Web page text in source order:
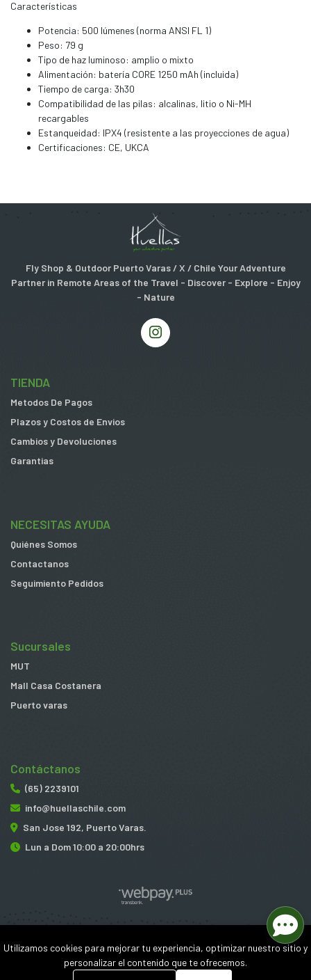
Características
Potencia: 500 lúmenes (norma ANSI FL 1)
Peso: 79 g
Tipo de haz luminoso: amplio o mixto
Alimentación: batería CORE 1250 mAh (incluida)
Tiempo de carga: 3h30
Compatibilidad de las pilas: alcalinas, litio o Ni-MH
recargables
Estanqueidad: IPX4 (resistente a las proyecciones de agua)
Certificaciones: CE, UKCA
Fly Shop & Outdoor Puerto Varas / X / Chile Your Adventure
Partner in Remote Areas of the Travel - Discover - Explore - Enjoy
- Nature
TIENDA
Metodos De Pagos
Plazos y Costos de Envios
Cambios y Devoluciones
Garantias
NECESITAS AYUDA
Quiénes Somos
Contactanos
Seguimiento Pedidos
Sucursales
MUT
Mall Casa Costanera
Puerto varas
Contáctanos
(65) 2239101
info@huellaschile.com
San Jose 192, Puerto Varas.
Lun a Dom 10:00 a 20:00hrs
¿Te gusta mi tienda? Yo vendo conBsale
Utilizamos cookies para mejorar tu experiencia, optimizar nuestro sitio y
personalizar el contenido que te ofrecemos.